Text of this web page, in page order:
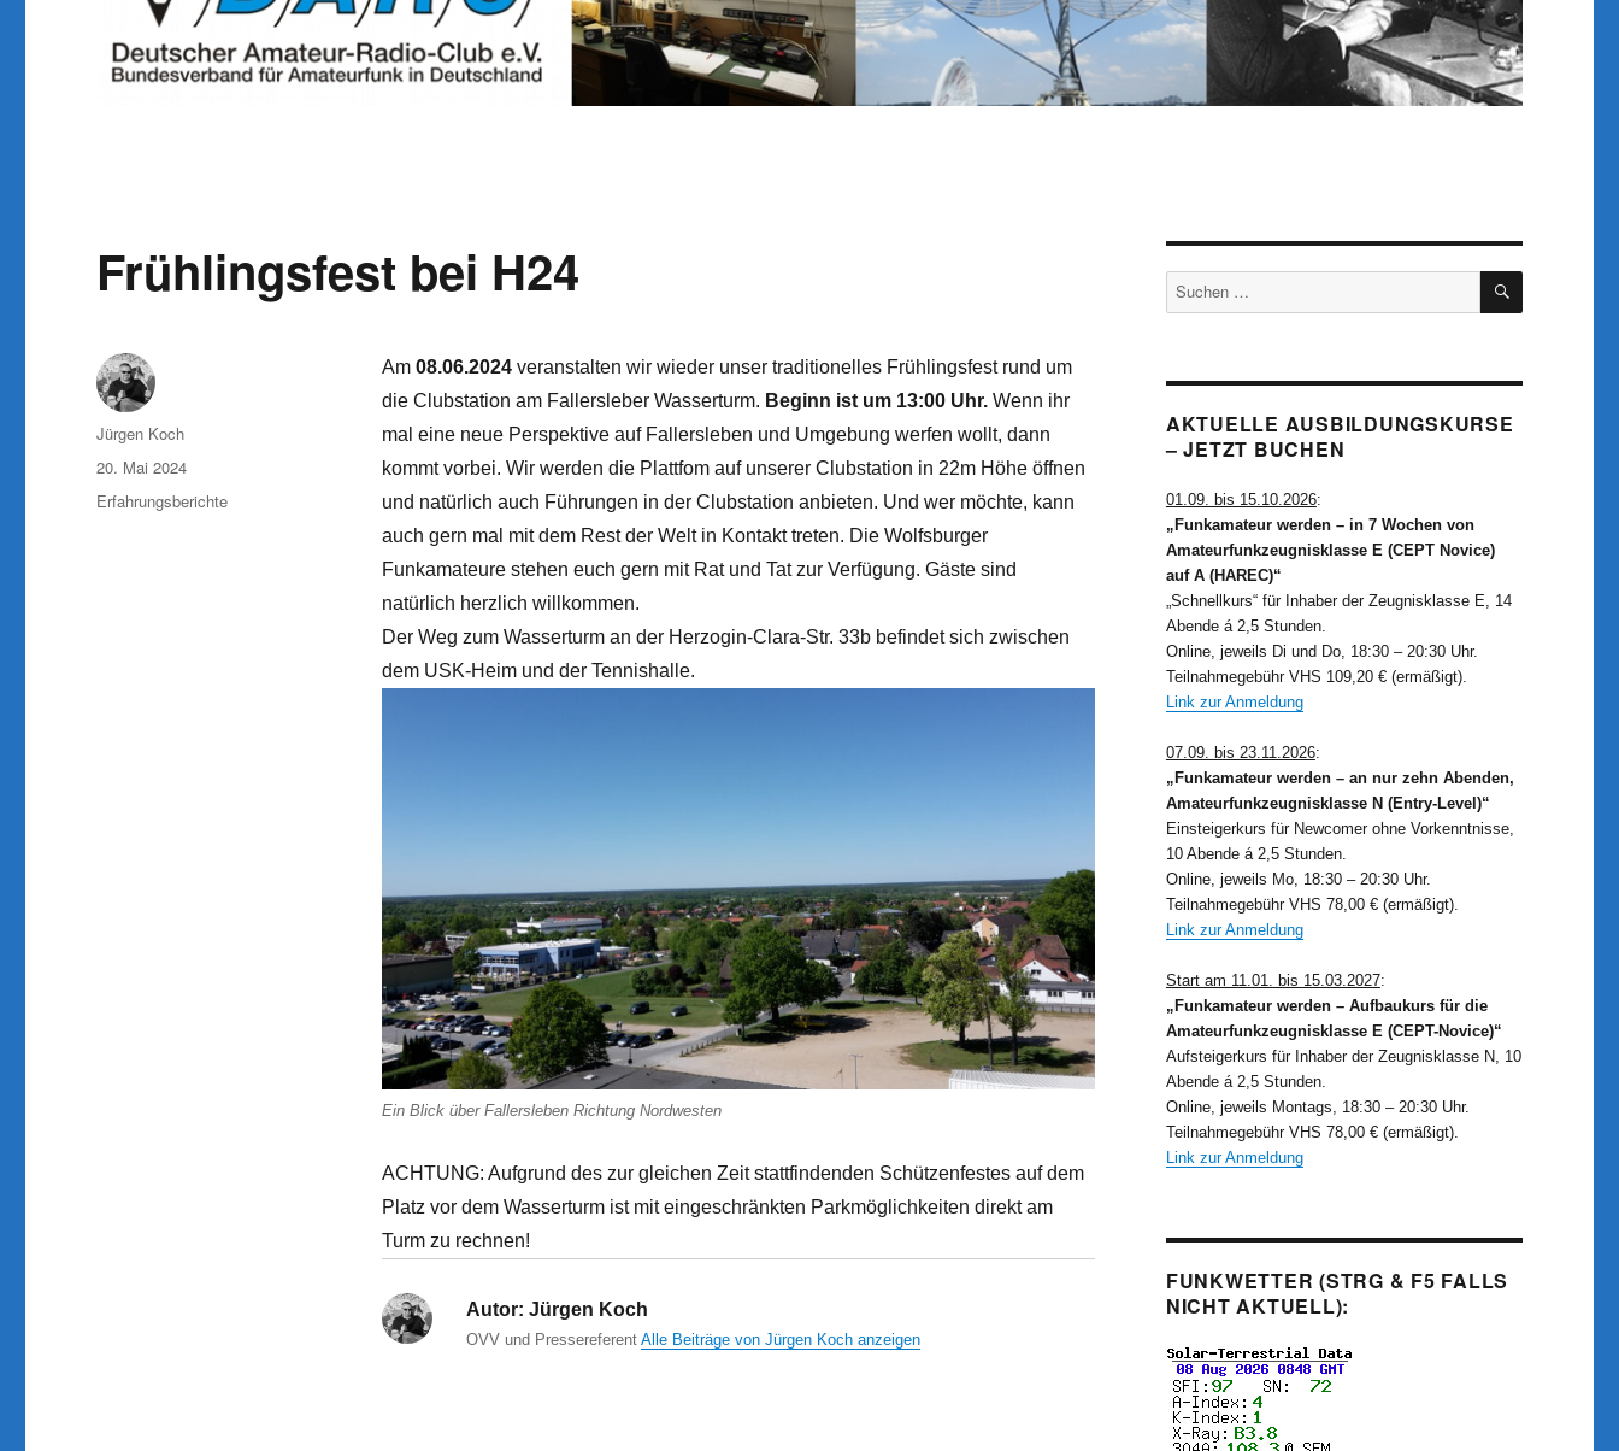
Frühlingsfest bei H24
Am 08.06.2024veranstalten wir wieder unser traditionelles Frühlingsfest rund um
die Clubstation am Fallersleber Wasserturm. Beginn ist um 13:00 Uhr.Wenn ihr
mal eine neue Perspektive auf Fallersleben und Umgebung werfen wollt, dann
kommt vorbei. Wir werden die Plattfom auf unserer Clubstation in 22m Höhe öffnen
und natürlich auch Führungen in der Clubstation anbieten. Und wer möchte, kann
auch gern mal mit dem Rest der Welt in Kontakt treten. Die Wolfsburger
Funkamateure stehen euch gern mit Rat und Tat zur Verfügung. Gäste sind
natürlich herzlich willkommen.
Der Weg zum Wasserturm an der Herzogin-Clara-Str. 33b befindet sich zwischen
dem USK-Heim und der Tennishalle.
Ein Blick über Fallersleben Richtung Nordwesten
ACHTUNG: Aufgrund des zur gleichen Zeit stattfindenden Schützenfestes auf dem
Platz vor dem Wasserturm ist mit eingeschränkten Parkmöglichkeiten direkt am
Turm zu rechnen!
Autor: Jürgen Koch
OVV und Pressereferent Alle Beiträge von Jürgen Koch anzeigen
Autor
Jürgen Koch
Veröffentlicht
am
20. Mai 2024
Kategorien
Erfahrungsberichte
Suchen
nach:
SUCHEN
AKTUELLE AUSBILDUNGSKURSE
– JETZT BUCHEN
01.09. bis 15.10.2026:
„Funkamateur werden – in 7 Wochen von
Amateurfunkzeugnisklasse E (CEPT Novice)
auf A (HAREC)“
„Schnellkurs“ für Inhaber der Zeugnisklasse E, 14
Abende á 2,5 Stunden.
Online, jeweils Di und Do, 18:30 – 20:30 Uhr.
Teilnahmegebühr VHS 109,20 € (ermäßigt).
Link zur Anmeldung
07.09. bis 23.11.2026:
„Funkamateur werden – an nur zehn Abenden,
Amateurfunkzeugnisklasse N (Entry-Level)“
Einsteigerkurs für Newcomer ohne Vorkenntnisse,
10 Abende á 2,5 Stunden.
Online, jeweils Mo, 18:30 – 20:30 Uhr.
Teilnahmegebühr VHS 78,00 € (ermäßigt).
Link zur Anmeldung
Start am 11.01. bis 15.03.2027:
„Funkamateur werden – Aufbaukurs für die
Amateurfunkzeugnisklasse E (CEPT-Novice)“
Aufsteigerkurs für Inhaber der Zeugnisklasse N, 10
Abende á 2,5 Stunden.
Online, jeweils Montags, 18:30 – 20:30 Uhr.
Teilnahmegebühr VHS 78,00 € (ermäßigt).
Link zur Anmeldung
FUNKWETTER (STRG & F5 FALLS
NICHT AKTUELL):